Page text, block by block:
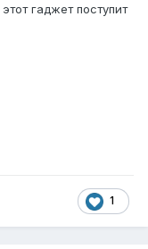
гаджет поступит
1